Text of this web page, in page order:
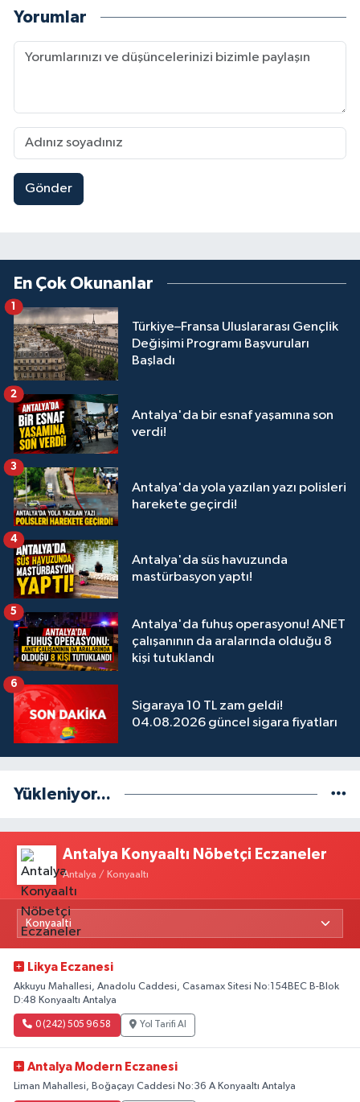
Yorumlar
Gönder
En Çok Okunanlar
Türkiye–Fransa Uluslararası Gençlik
Değişimi Programı Başvuruları
Başladı
1
Antalya'da bir esnaf yaşamına son
verdi!
2
Antalya'da yola yazılan yazı polisleri
harekete geçirdi!
3
Antalya'da süs havuzunda
mastürbasyon yaptı!
4
Antalya'da fuhuş operasyonu! ANET
çalışanının da aralarında olduğu 8
kişi tutuklandı
5
Sigaraya 10 TL zam geldi!
04.08.2026 güncel sigara fiyatları
6
Yükleniyor...
Antalya Konyaaltı Nöbetçi Eczaneler
Antalya / Konyaaltı
Likya Eczanesi
Akkuyu Mahallesi, Anadolu Caddesi, Casamax Sitesi No:154BEC B-Blok
D:48 Konyaaltı Antalya
0 (242) 505 96 58 Yol Tarifi Al
Antalya Modern Eczanesi
Liman Mahallesi, Boğaçayı Caddesi No:36 A Konyaaltı Antalya